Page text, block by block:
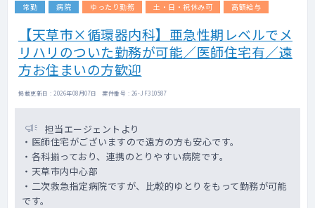
常勤 病院 ゆったり勤務 土・日・祝休み可 高額給与
【天草市×循環器内科】亜急性期レベルでメ
リハリのついた勤務が可能／医師住宅有／遠
方お住まいの方歓迎
掲載更新日 : 2026年08月07日 案件番号 : 26-JF310587
担当エージェントより
・医師住宅がございますので遠方の方も安心です。
・各科揃っており、連携のとりやすい病院です。
・天草市内中心部
・二次救急指定病院ですが、比較的ゆとりをもって勤務が可能
です。